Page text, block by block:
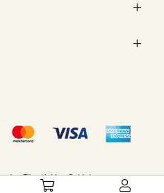
- Tüm Hakları Saklıdır.